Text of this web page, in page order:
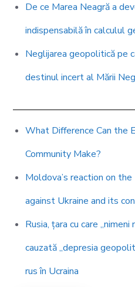
De ce Marea Neagră a
indispensabilă în calculul
Neglijarea geopolitică pe
destinul incert al Mării
What Difference Can the
Community Make?
Moldova’s reaction on
against Ukraine and its
Rusia, țara cu care
cauzată „depresia
rus în Ucraina